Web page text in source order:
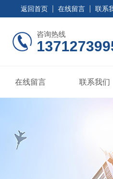
返回首页 在线留言 联系
咨询热线
在线留言 联系我们